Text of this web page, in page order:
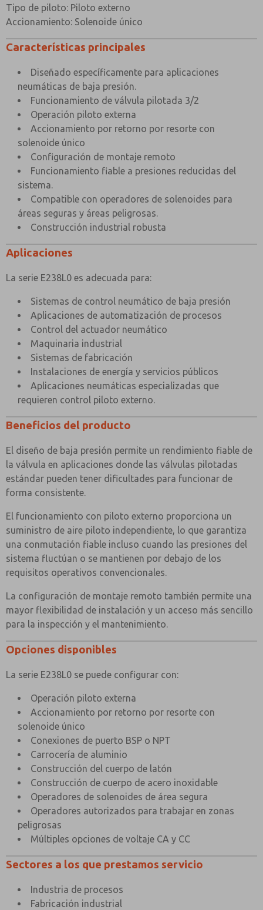
Presión piloto externa mínima
Factor Cv
Caudal (a 6 bar con 1 bar de presión) caída)
Temperatura ambiente máxima
Temperatura mínima de trabajo
Tipo de piloto: Piloto externo
Accionamiento: Solenoide único
Características principales
Diseñado específicamente para aplicaciones
neumáticas de baja presión.
Funcionamiento de válvula pilotada 3/2
Operación piloto externa
Accionamiento por retorno por resorte con
solenoide único
Configuración de montaje remoto
Funcionamiento fiable a presiones reducidas del
sistema.
Compatible con operadores de solenoides para
áreas seguras y áreas peligrosas.
Construcción industrial robusta
Aplicaciones
La serie E238L0 es adecuada para:
Sistemas de control neumático de baja presión
Aplicaciones de automatización de procesos
Control del actuador neumático
Maquinaria industrial
Sistemas de fabricación
Instalaciones de energía y servicios públicos
Aplicaciones neumáticas especializadas que
requieren control piloto externo.
Beneficios del producto
El diseño de baja presión permite un rendimiento fiable de
la válvula en aplicaciones donde las válvulas pilotadas
estándar pueden tener dificultades para funcionar de
forma consistente.
El funcionamiento con piloto externo proporciona un
suministro de aire piloto independiente, lo que garantiza
una conmutación fiable incluso cuando las presiones del
sistema fluctúan o se mantienen por debajo de los
requisitos operativos convencionales.
La configuración de montaje remoto también permite una
mayor flexibilidad de instalación y un acceso más sencillo
para la inspección y el mantenimiento.
Opciones disponibles
La serie E238L0 se puede configurar con:
Operación piloto externa
Accionamiento por retorno por resorte con
solenoide único
Conexiones de puerto BSP o NPT
Carrocería de aluminio
Construcción del cuerpo de latón
Construcción de cuerpo de acero inoxidable
Operadores de solenoides de área segura
Operadores autorizados para trabajar en zonas
peligrosas
Múltiples opciones de voltaje CA y CC
Sectores a los que prestamos servicio
Industria de procesos
Fabricación industrial
×